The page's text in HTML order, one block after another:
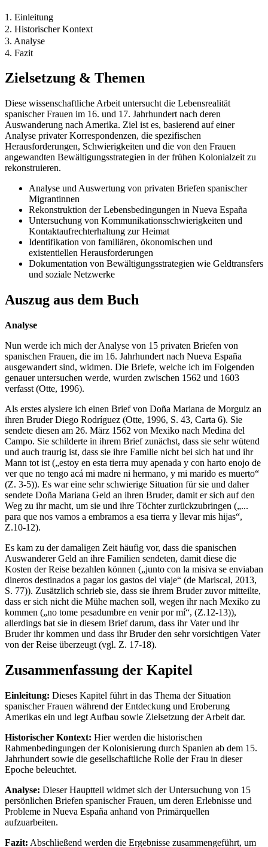
1. Einleitung
2. Historischer Kontext
3. Analyse
4. Fazit
Zielsetzung & Themen
Diese wissenschaftliche Arbeit untersucht die Lebensrealität
spanischer Frauen im 16. und 17. Jahrhundert nach deren
Auswanderung nach Amerika. Ziel ist es, basierend auf einer
Analyse privater Korrespondenzen, die spezifischen
Herausforderungen, Schwierigkeiten und die von den Frauen
angewandten Bewältigungsstrategien in der frühen Kolonialzeit zu
rekonstruieren.
Analyse und Auswertung von privaten Briefen spanischer
Migrantinnen
Rekonstruktion der Lebensbedingungen in Nueva España
Untersuchung von Kommunikationsschwierigkeiten und
Kontaktaufrechterhaltung zur Heimat
Identifikation von familiären, ökonomischen und
existentiellen Herausforderungen
Dokumentation von Bewältigungsstrategien wie Geldtransfers
und soziale Netzwerke
Auszug aus dem Buch
Analyse
Nun werde ich mich der Analyse von 15 privaten Briefen von
spanischen Frauen, die im 16. Jahrhundert nach Nueva España
ausgewandert sind, widmen. Die Briefe, welche ich im Folgenden
genauer untersuchen werde, wurden zwischen 1562 und 1603
verfasst (Otte, 1996).
Als erstes alysiere ich einen Brief von Doña Mariana de Morguiz an
ihren Bruder Diego Rodríguez (Otte, 1996, S. 43, Carta 6). Sie
sendete diesen am 26. März 1562 von Mexiko nach Medina del
Campo. Sie schilderte in ihrem Brief zunächst, dass sie sehr wütend
und auch traurig ist, dass sie ihre Familie nicht bei sich hat und ihr
Mann tot ist („estoy en esta tierra muy apenada y con harto enojo de
ver que no tengo acá mi madre ni hermano, y mi marido es muerto“
(Z. 3-5)). Es war eine sehr schwierige Situation für sie und daher
sendete Doña Mariana Geld an ihren Bruder, damit er sich auf den
Weg zu ihr macht, um sie und ihre Töchter zurückzubringen („...
para que nos vamos a embramos a esa tierra y llevar mis hijas“,
Z.10-12).
Es kam zu der damaligen Zeit häufig vor, dass die spanischen
Auswanderer Geld an ihre Familien sendeten, damit diese die
Kosten der Reise bezahlen können („junto con la misiva se enviaban
dineros destinados a pagar los gastos del viaje“ (de Mariscal, 2013,
S. 77)). Zusätzlich schrieb sie, dass sie ihrem Bruder zuvor mitteilte,
dass er sich nicht die Mühe machen soll, wegen ihr nach Mexiko zu
kommen („no tome pesadumbre en venir por mí“, (Z.12-13)),
allerdings bat sie in diesem Brief darum, dass ihr Vater und ihr
Bruder ihr kommen und dass ihr Bruder den sehr vorsichtigen Vater
von der Reise überzeugt (vgl. Z. 17-18).
Zusammenfassung der Kapitel
Einleitung: Dieses Kapitel führt in das Thema der Situation
spanischer Frauen während der Entdeckung und Eroberung
Amerikas ein und legt Aufbau sowie Zielsetzung der Arbeit dar.
Historischer Kontext: Hier werden die historischen
Rahmenbedingungen der Kolonisierung durch Spanien ab dem 15.
Jahrhundert sowie die gesellschaftliche Rolle der Frau in dieser
Epoche beleuchtet.
Analyse: Dieser Hauptteil widmet sich der Untersuchung von 15
persönlichen Briefen spanischer Frauen, um deren Erlebnisse und
Probleme in Nueva España anhand von Primärquellen
aufzuarbeiten.
Fazit: Abschließend werden die Ergebnisse zusammengeführt, um